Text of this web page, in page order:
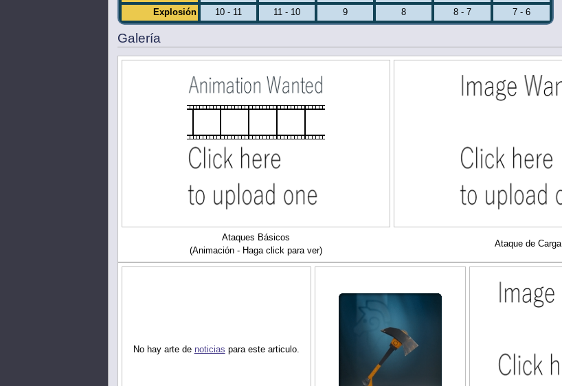
Explosión
10 - 11 11 - 10 9 8 8 - 7 7 - 6
Galería
Ataques Básicos
(Animación - Haga click para ver)
Ataque de Carga
No hay arte de noticias para este articulo.